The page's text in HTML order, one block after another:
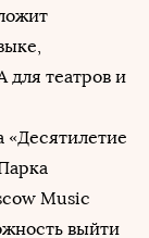
для театров и
Music
выйти